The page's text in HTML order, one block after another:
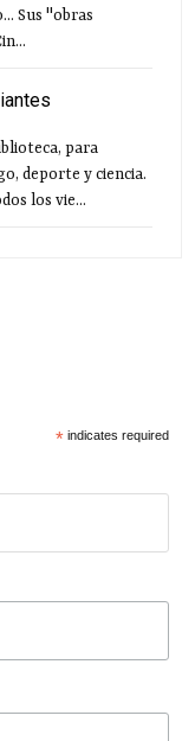
Sus "obras
para
deporte y ciencia.
los vie...
* indicates required